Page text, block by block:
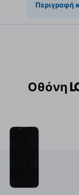
Περιγραφή
Οθόνη